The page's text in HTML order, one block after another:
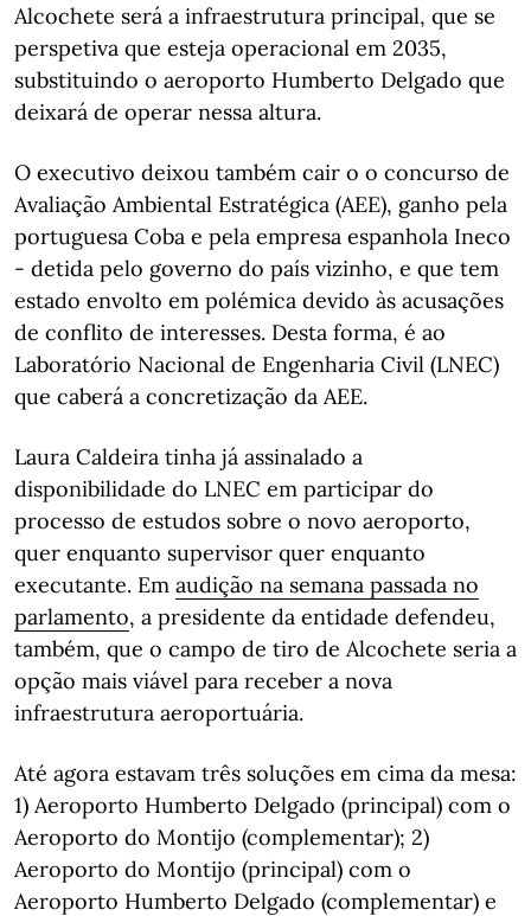
Alcochete será a infraestrutura principal, que se
perspetiva que esteja operacional em 2035,
substituindo o aeroporto Humberto Delgado que
deixará de operar nessa altura.
O executivo deixou também cair o o concurso de
Avaliação Ambiental Estratégica (AEE), ganho pela
portuguesa Coba e pela empresa espanhola Ineco
- detida pelo governo do país vizinho, e que tem
estado envolto em polémica devido às acusações
de conflito de interesses. Desta forma, é ao
Laboratório Nacional de Engenharia Civil (LNEC)
que caberá a concretização da AEE.
Laura Caldeira tinha já assinalado a
disponibilidade do LNEC em participar do
processo de estudos sobre o novo aeroporto,
quer enquanto supervisor quer enquanto
executante. Em audição na semana passada no
parlamento, a presidente da entidade defendeu,
também, que o campo de tiro de Alcochete seria a
opção mais viável para receber a nova
infraestrutura aeroportuária.
Até agora estavam três soluções em cima da mesa:
1) Aeroporto Humberto Delgado (principal) com o
Aeroporto do Montijo (complementar); 2)
Aeroporto do Montijo (principal) com o
Aeroporto Humberto Delgado (complementar) e